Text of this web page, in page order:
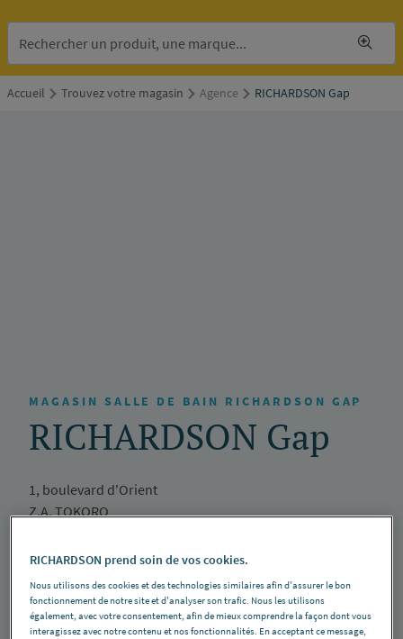
Accueil Trouvez votre magasin Agence RICHARDSON Gap
MAGASIN SALLE DE BAIN RICHARDSON GAP
RICHARDSON Gap
1, boulevard d'Orient
Z.A. TOKORO
Voir la galerie
Salle d'exposition
RICHARDSON prend soin de vos cookies.
Nous utilisons des cookies et des technologies similaires afin d'assurer le bon
fonctionnement de notre site et d'analyser son trafic. Nous les utilisons
également, avec votre consentement, afin de mieux comprendre la façon dont vous
interagissez avec notre contenu et nos fonctionnalités. En acceptant ce message,